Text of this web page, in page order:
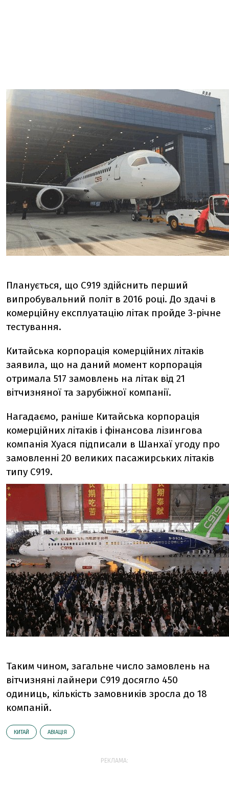
Планується, що С919 здійснить перший
випробувальний політ в 2016 році. До здачі в
комерційну експлуатацію літак пройде 3-річне
тестування.
Китайська корпорація комерційних літаків
заявила, що на даний момент корпорація
отримала 517 замовлень на літак від 21
вітчизняної та зарубіжної компанії.
Нагадаємо, раніше Китайська корпорація
комерційних літаків і фінансова лізингова
компанія Хуася підписали в Шанхаї угоду про
замовленні 20 великих пасажирських літаків
типу С919.
Таким чином, загальне число замовлень на
вітчизняні лайнери С919 досягло 450
одиниць, кількість замовників зросла до 18
компаній.
КИТАЙ АВІАЦІЯ
РЕКЛАМА: